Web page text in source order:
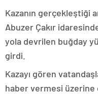
Kazanın gerçekleştiği
Abuzer Çakır
yola devrilen buğday
girdi.
Kazayı gören
haber vermesi üzerine